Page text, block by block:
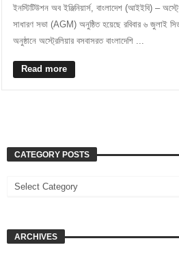
ইনস্টিটিউশন অব ইঞ্জিনিয়ার্স, বাংলাদেশ (আইইবি) –
সাধারণ সভা (AGM) অনুষ্ঠিত হয়েছে রবিবার ৬ জুলাই
অনুষ্ঠানে অস্ট্রেলিয়ার বসবাসরত বাংলাদেশি ...
Read more
CATEGORY POSTS
ARCHIVES